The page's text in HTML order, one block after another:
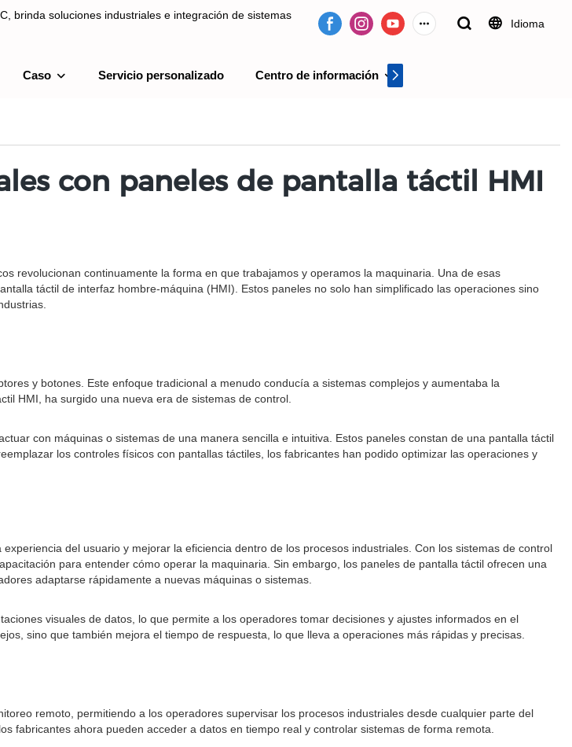
brinda soluciones industriales e integración de sistemas
Idioma
Caso Servicio personalizado Centro de información
con paneles de pantalla táctil HMI
revolucionan continuamente la forma en que trabajamos y operamos la maquinaria. Una de esas
táctil de interfaz hombre-máquina (HMI). Estos paneles no solo han simplificado las operaciones sino
y botones. Este enfoque tradicional a menudo conducía a sistemas complejos y aumentaba la
HMI, ha surgido una nueva era de sistemas de control.
con máquinas o sistemas de una manera sencilla e intuitiva. Estos paneles constan de una pantalla táctil
los controles físicos con pantallas táctiles, los fabricantes han podido optimizar las operaciones y
del usuario y mejorar la eficiencia dentro de los procesos industriales. Con los sistemas de control
para entender cómo operar la maquinaria. Sin embargo, los paneles de pantalla táctil ofrecen una
adaptarse rápidamente a nuevas máquinas o sistemas.
visuales de datos, lo que permite a los operadores tomar decisiones y ajustes informados en el
sino que también mejora el tiempo de respuesta, lo que lleva a operaciones más rápidas y precisas.
remoto, permitiendo a los operadores supervisar los procesos industriales desde cualquier parte del
fabricantes ahora pueden acceder a datos en tiempo real y controlar sistemas de forma remota.